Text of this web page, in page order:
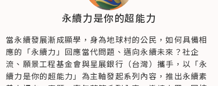
永續力是你的超能力
當永續發展漸成顯學，身為地球村的公民，如何具備相
應的「永續力」回應當代問題、邁向永續未來？​社企
流、願景工程基金會與星展銀行（台灣）攜手，以「永
續力是你的超能力」為主軸發起系列內容，推出永續素